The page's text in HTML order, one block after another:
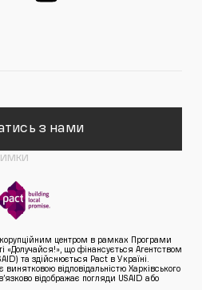
з нами
центром в рамках Програми
«Долучайся!», що фінансується Агентством
та здійснюється Pact в Україні.
винятковою відповідальністю Харківського
відображає погляди USAID або